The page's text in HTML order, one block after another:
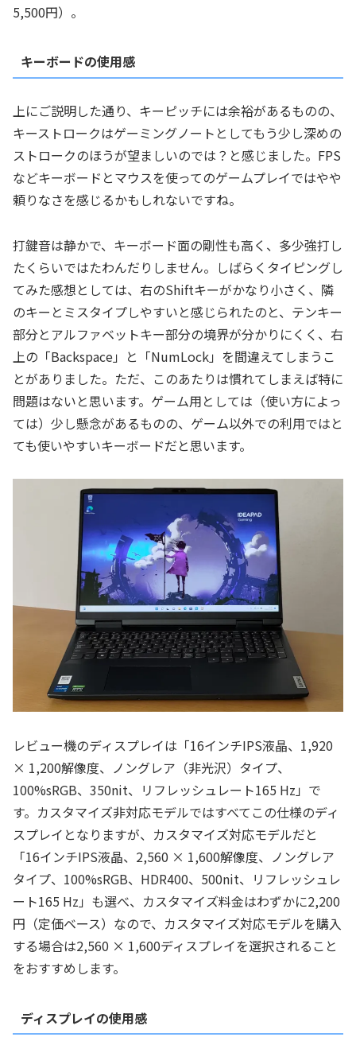
5,500円）。
キーボードの使用感
上にご説明した通り、キーピッチには余裕があるものの、
キーストロークはゲーミングノートとしてもう少し深めの
ストロークのほうが望ましいのでは？と感じました。FPS
などキーボードとマウスを使ってのゲームプレイではやや
頼りなさを感じるかもしれないですね。
打鍵音は静かで、キーボード面の剛性も高く、多少強打し
たくらいではたわんだりしません。しばらくタイピングし
てみた感想としては、右のShiftキーがかなり小さく、隣
のキーとミスタイプしやすいと感じられたのと、テンキー
部分とアルファベットキー部分の境界が分かりにくく、右
上の「Backspace」と「NumLock」を間違えてしまうこ
とがありました。ただ、このあたりは慣れてしまえば特に
問題はないと思います。ゲーム用としては（使い方によっ
ては）少し懸念があるものの、ゲーム以外での利用ではと
ても使いやすいキーボードだと思います。
レビュー機のディスプレイは「16インチIPS液晶、1,920
× 1,200解像度、ノングレア（非光沢）タイプ、
100%sRGB、350nit、リフレッシュレート165 Hz」で
す。カスタマイズ非対応モデルではすべてこの仕様のディ
スプレイとなりますが、カスタマイズ対応モデルだと
「16インチIPS液晶、2,560 × 1,600解像度、ノングレア
タイプ、100%sRGB、HDR400、500nit、リフレッシュレ
ート165 Hz」も選べ、カスタマイズ料金はわずかに2,200
円（定価ベース）なので、カスタマイズ対応モデルを購入
する場合は2,560 × 1,600ディスプレイを選択されること
をおすすめします。
ディスプレイの使用感